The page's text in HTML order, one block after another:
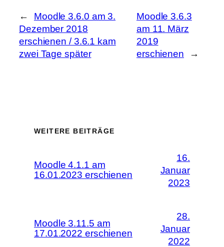
←
Moodle 3.6.0 am 3.
Dezember 2018
erschienen / 3.6.1 kam
zwei Tage später
Moodle 3.6.3
am 11. März
2019
erschienen
→
WEITERE BEITRÄGE
Moodle 4.1.1 am
16.01.2023 erschienen
16.
Januar
2023
Moodle 3.11.5 am
17.01.2022 erschienen
28.
Januar
2022